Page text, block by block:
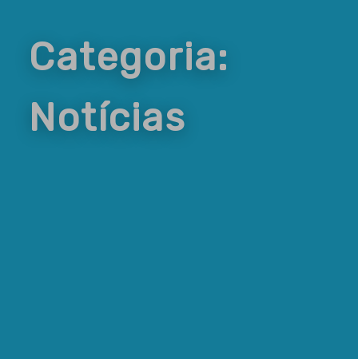
Categoria:
Notícias